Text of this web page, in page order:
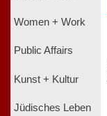
Women + Work
Public Affairs
Kunst + Kultur
Jüdisches Leben